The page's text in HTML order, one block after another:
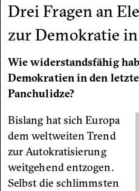
Drei Fragen an
zur Demokratie
Wie widerstandsfähig
Demokratien in den
Panchulidze?
Bislang hat sich Europa
dem weltweiten Trend
zur Autokratisierung
weitgehend entzogen.
Selbst die schlimmsten